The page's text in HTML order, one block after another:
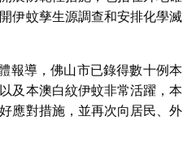
伊蚊孳生源調查和安排化學滅
報導，佛山市已錄得數十例本
及本澳白紋伊蚊非常活躍，本
應對措施，並再次向居民、外